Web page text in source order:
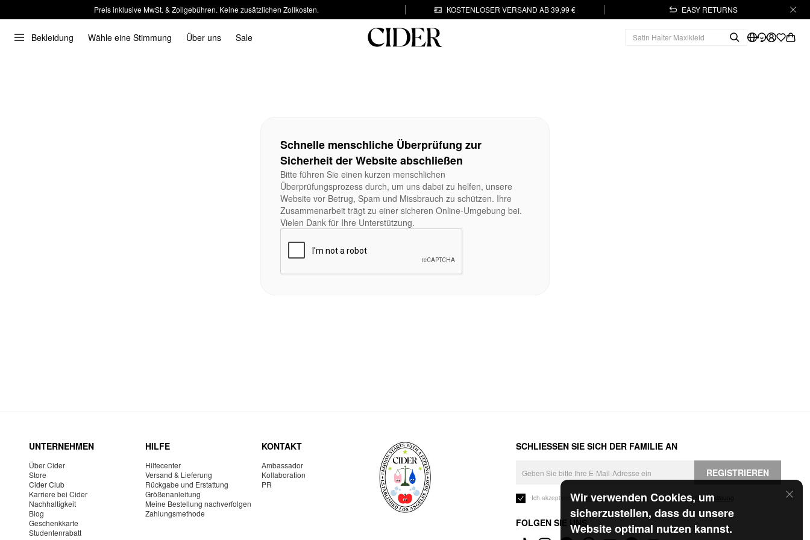
Preis inklusive MwSt. & Zollgebühren. Keine zusätzlichen Zollkosten. KOSTENLOSER VERSAND AB 39,99 € EASY RETURNS
Bekleidung Wähle eine Stimmung Über uns Sale
Wir verwenden Cookies, um
sicherzustellen, dass du unsere
Website optimal nutzen kannst.
Schnelle menschliche Überprüfung zur
Sicherheit der Website abschließen
Bitte führen Sie einen kurzen menschlichen
Überprüfungsprozess durch, um uns dabei zu helfen, unsere
Website vor Betrug, Spam und Missbrauch zu schützen. Ihre
Zusammenarbeit trägt zu einer sicheren Online-Umgebung bei.
Vielen Dank für Ihre Unterstützung.
UNTERNEHMEN
Über Cider
Store
Cider Club
Karriere bei Cider
Nachhaltigkeit
Blog
Geschenkkarte
Studentenrabatt
HILFE
Hilfecenter
Versand & Lieferung
Rückgabe und Erstattung
Größenanleitung
Meine Bestellung nachverfolgen
Zahlungsmethode
KONTAKT
Ambassador
Kollaboration
PR
SCHLIESSEN SIE SICH DER FAMILIE AN
REGISTRIEREN
Ich akzeptiere dieGeschäftsbedingungen und die Datenschutzerklärung
FOLGEN SIE UNS